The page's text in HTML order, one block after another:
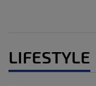
LIFESTYLE